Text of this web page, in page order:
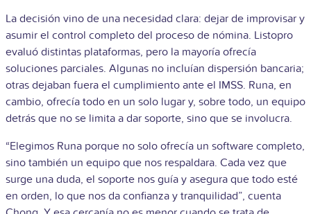
La decisión vino de una necesidad clara: dejar de improvisar y
asumir el control completo del proceso de nómina. Listopro
evaluó distintas plataformas, pero la mayoría ofrecía
soluciones parciales. Algunas no incluían dispersión bancaria;
otras dejaban fuera el cumplimiento ante el IMSS. Runa, en
cambio, ofrecía todo en un solo lugar y, sobre todo, un equipo
detrás que no se limita a dar soporte, sino que se involucra.
“Elegimos Runa porque no solo ofrecía un software completo,
sino también un equipo que nos respaldara. Cada vez que
surge una duda, el soporte nos guía y asegura que todo esté
en orden, lo que nos da confianza y tranquilidad”, cuenta